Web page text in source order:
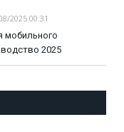
2025 00:31
мобильного
2025